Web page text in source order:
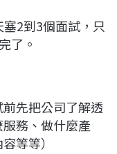
2到3個面試，只
了。
先把公司了解透
務、做什麼產
等等）